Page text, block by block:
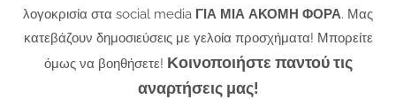
λογοκρισία στα social media ΓΙΑ ΜΙΑ ΑΚΟΜΗ ΦΟΡΑ. Μας
κατεβάζουν δημοσιεύσεις με γελοία προσχήματα! Μπορείτε
όμως να βοηθήσετε! Κοινοποιήστε παντού τις
αναρτήσεις μας!